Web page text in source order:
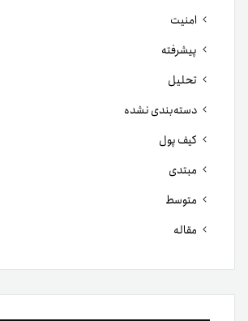
امنیت
پیشرفته
تحلیل
دسته‌بندی نشده
کیف پول
مبتدی
متوسط
مقاله